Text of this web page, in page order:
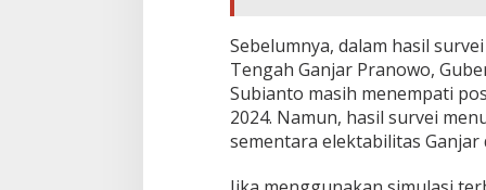
Sebelumnya, dalam hasil
Tengah Ganjar Pranowo,
Subianto masih menempati
2024. Namun, hasil survei
sementara elektabilitas Ganjar